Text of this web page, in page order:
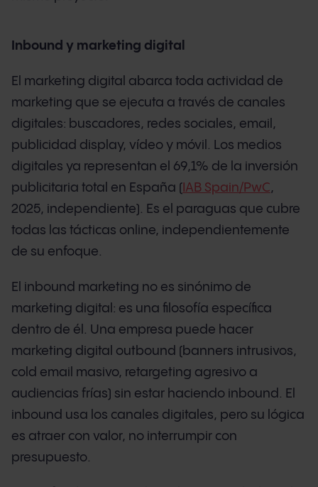
Inbound y marketing digital
El marketing digital abarca toda actividad de
marketing que se ejecuta a través de canales
digitales: buscadores, redes sociales, email,
publicidad display, vídeo y móvil. Los medios
digitales ya representan el 69,1% de la inversión
publicitaria total en España ( IAB Spain/PwC,
2025, independiente). Es el paraguas que cubre
todas las tácticas online, independientemente
de su enfoque.
El inbound marketing no es sinónimo de
marketing digital: es una filosofía específica
dentro de él. Una empresa puede hacer
marketing digital outbound (banners intrusivos,
cold email masivo, retargeting agresivo a
audiencias frías) sin estar haciendo inbound. El
inbound usa los canales digitales, pero su lógica
es atraer con valor, no interrumpir con
presupuesto.